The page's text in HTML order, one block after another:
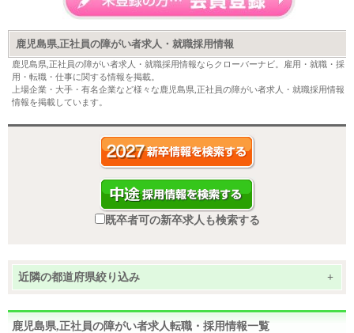
鹿児島県,正社員の障がい者求人・就職採用情報
鹿児島県,正社員の障がい者求人・就職採用情報ならクローバーナビ。雇用・就職・採
用・転職・仕事に関する情報を掲載。
上場企業・大手・有名企業など様々な鹿児島県,正社員の障がい者求人・就職採用情報
情報を掲載しています。
既卒者可の新卒求人も検索する
近隣の都道府県絞り込み +
鹿児島県,正社員の障がい者求人転職・採用情報一覧